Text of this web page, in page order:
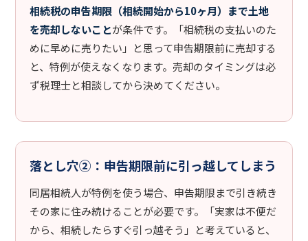
相続税の申告期限（相続開始から10ヶ月）まで土地
を売却しないことが条件です。「相続税の支払いのた
めに早めに売りたい」と思って申告期限前に売却する
と、特例が使えなくなります。売却のタイミングは必
ず税理士と相談してから決めてください。
落とし穴②：申告期限前に引っ越してしまう
同居相続人が特例を使う場合、申告期限まで引き続き
その家に住み続けることが必要です。「実家は不便だ
から、相続したらすぐ引っ越そう」と考えていると、